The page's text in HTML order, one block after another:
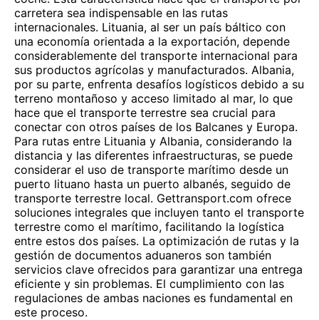
carretera sea indispensable en las rutas
internacionales. Lituania, al ser un país báltico con
una economía orientada a la exportación, depende
considerablemente del transporte internacional para
sus productos agrícolas y manufacturados. Albania,
por su parte, enfrenta desafíos logísticos debido a su
terreno montañoso y acceso limitado al mar, lo que
hace que el transporte terrestre sea crucial para
conectar con otros países de los Balcanes y Europa.
Para rutas entre Lituania y Albania, considerando la
distancia y las diferentes infraestructuras, se puede
considerar el uso de transporte marítimo desde un
puerto lituano hasta un puerto albanés, seguido de
transporte terrestre local. Gettransport.com ofrece
soluciones integrales que incluyen tanto el transporte
terrestre como el marítimo, facilitando la logística
entre estos dos países. La optimización de rutas y la
gestión de documentos aduaneros son también
servicios clave ofrecidos para garantizar una entrega
eficiente y sin problemas. El cumplimiento con las
regulaciones de ambas naciones es fundamental en
este proceso.